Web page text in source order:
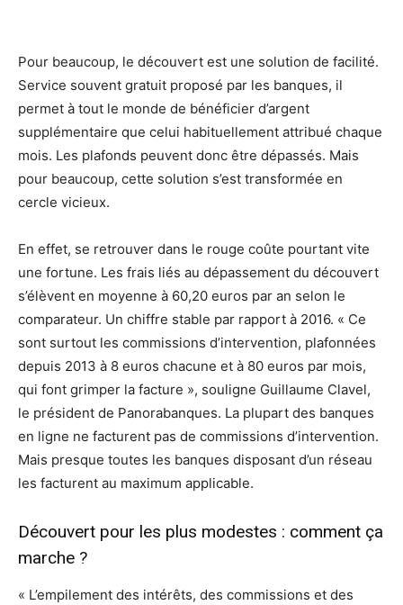
Pour beaucoup, le découvert est une solution de facilité.
Service souvent gratuit proposé par les banques, il
permet à tout le monde de bénéficier d’argent
supplémentaire que celui habituellement attribué chaque
mois. Les plafonds peuvent donc être dépassés. Mais
pour beaucoup, cette solution s’est transformée en
cercle vicieux.
En effet, se retrouver dans le rouge coûte pourtant vite
une fortune. Les frais liés au dépassement du découvert
s’élèvent en moyenne à 60,20 euros par an selon le
comparateur. Un chiffre stable par rapport à 2016. « Ce
sont surtout les commissions d’intervention, plafonnées
depuis 2013 à 8 euros chacune et à 80 euros par mois,
qui font grimper la facture », souligne Guillaume Clavel,
le président de Panorabanques. La plupart des banques
en ligne ne facturent pas de commissions d’intervention.
Mais presque toutes les banques disposant d’un réseau
les facturent au maximum applicable.
Découvert pour les plus modestes : comment ça
marche ?
« L’empilement des intérêts, des commissions et des